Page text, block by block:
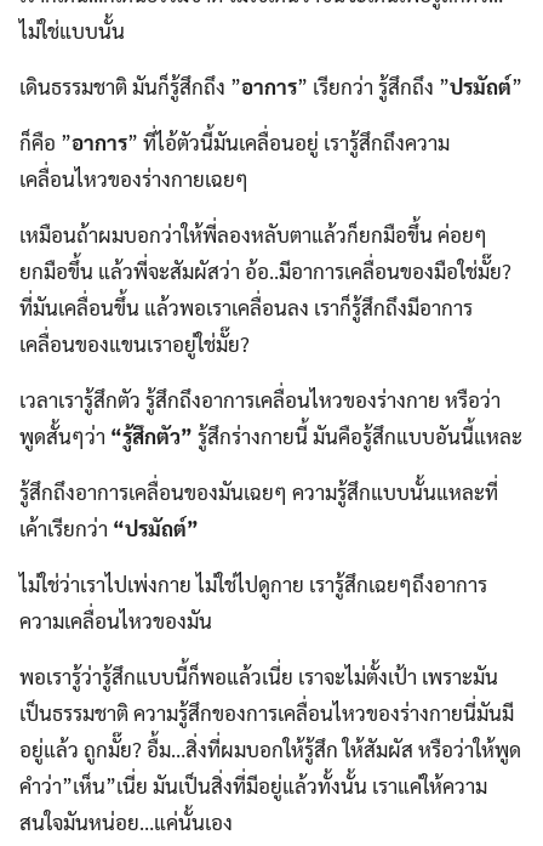
ไม่ใช่แบบนั้น
เดินธรรมชาติ มันก็รู้สึกถึง ”อาการ” เรียกว่า รู้สึกถึง ”ปรมัถต์”
ก็คือ ”อาการ” ที่ไอ้ตัวนี้มันเคลื่อนอยู่ เรารู้สึกถึงความ
เคลื่อนไหวของร่างกายเฉยๆ
เหมือนถ้าผมบอกว่าให้พี่ลองหลับตาแล้วก็ยกมือขึ้น ค่อยๆ
ยกมือขึ้น แล้วพี่จะสัมผัสว่า อ้อ..มีอาการเคลื่อนของมือใช่มั๊ย?
ที่มันเคลื่อนขึ้น แล้วพอเราเคลื่อนลง เราก็รู้สึกถึงมีอาการ
เคลื่อนของแขนเราอยู่ใช่มั๊ย?
เวลาเรารู้สึกตัว รู้สึกถึงอาการเคลื่อนไหวของร่างกาย หรือว่า
พูดสั้นๆว่า “รู้สึกตัว” รู้สึกร่างกายนี้ มันคือรู้สึกแบบอันนี้แหละ
รู้สึกถึงอาการเคลื่อนของมันเฉยๆ ความรู้สึกแบบนั้นแหละที่
เค้าเรียกว่า “ปรมัถต์”
ไม่ใช่ว่าเราไปเพ่งกาย ไม่ใช่ไปดูกาย เรารู้สึกเฉยๆถึงอาการ
ความเคลื่อนไหวของมัน
พอเรารู้ว่ารู้สึกแบบนี้ก็พอแล้วเนี่ย เราจะไม่ตั้งเป้า เพราะมัน
เป็นธรรมชาติ ความรู้สึกของการเคลื่อนไหวของร่างกายนี่มันมี
อยู่แล้ว ถูกมั๊ย? อื้ม…สิ่งที่ผมบอกให้รู้สึก ให้สัมผัส หรือว่าให้พูด
คำว่า”เห็น”เนี่ย มันเป็นสิ่งที่มีอยู่แล้วทั้งนั้น เราแค่ให้ความ
สนใจมันหน่อย…แค่นั้นเอง